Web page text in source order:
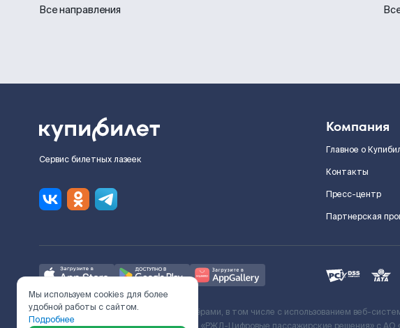
Все направления
Сервис билетных лазеек
Компания
Главное о
Контакты
Пресс-центр
Партнерская
Ж/Д билеты предоставляются партнёрами, в том числе с использованием веб-
Мы используем cookies для более
удобной работы с сайтом.
Подробнее